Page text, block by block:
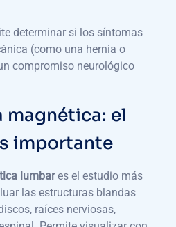
determinar si los síntomas
(como una hernia o
compromiso neurológico
magnética: el
importante
lumbares el estudio más
las estructuras blandas
raíces nerviosas,